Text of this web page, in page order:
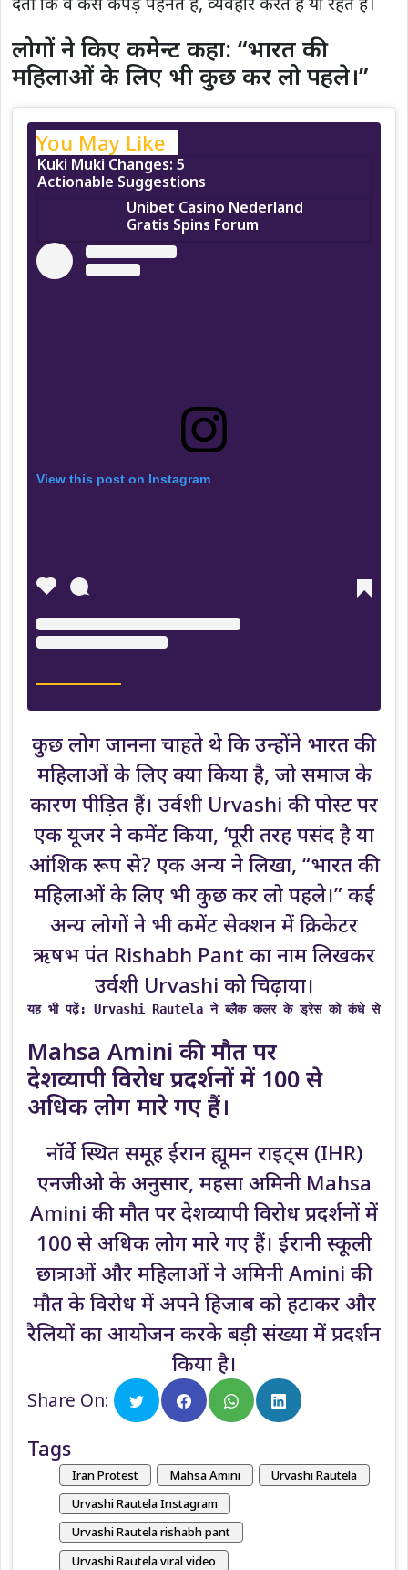
लोगों ने किए कमेन्ट कहा: “भारत की
महिलाओं के लिए भी कुछ कर लो पहले।”
You May Like
Kuki Muki Changes: 5
Actionable Suggestions
Unibet Casino Nederland
Gratis Spins Forum
View this post on Instagram
कुछ लोग जानना चाहते थे कि उन्होंने भारत की
महिलाओं के लिए क्या किया है, जो समाज के
कारण पीड़ित हैं। उर्वशी Urvashi की पोस्ट पर
एक यूजर ने कमेंट किया, ‘पूरी तरह पसंद है या
आंशिक रूप से? एक अन्य ने लिखा, “भारत की
महिलाओं के लिए भी कुछ कर लो पहले।” कई
अन्य लोगों ने भी कमेंट सेक्शन में क्रिकेटर
ऋषभ पंत Rishabh Pant का नाम लिखकर
उर्वशी Urvashi को चिढ़ाया।
यह भी पढ़ें: Urvashi Rautela ने ब्लैक कलर के ड्रेस को कंधे से नीचे
Mahsa Amini की मौत पर
देशव्यापी विरोध प्रदर्शनों में 100 से
अधिक लोग मारे गए हैं।
नॉर्वे स्थित समूह ईरान ह्यूमन राइट्स (IHR)
एनजीओ के अनुसार, महसा अमिनी Mahsa
Amini की मौत पर देशव्यापी विरोध प्रदर्शनों में
100 से अधिक लोग मारे गए हैं। ईरानी स्कूली
छात्राओं और महिलाओं ने अमिनी Amini की
मौत के विरोध में अपने हिजाब को हटाकर और
रैलियों का आयोजन करके बड़ी संख्या में प्रदर्शन
किया है।
Share On:
Tags
Iran Protest Mahsa Amini
Urvashi Rautela
Urvashi Rautela Instagram
Urvashi Rautela rishabh pant
Urvashi Rautela viral video